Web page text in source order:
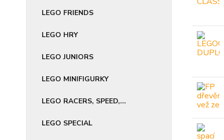
LEGO FRIENDS
LEGO HRY
LEGO JUNIORS
LEGO MINIFIGURKY
LEGO RACERS, SPEED,...
LEGO SPECIAL